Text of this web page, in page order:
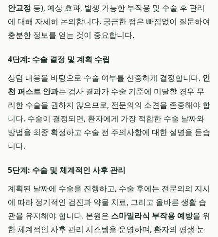
안교정 등), 예상 효과, 발생 가능한 부작용 및 수술 후 관리
에 대해 자세히 논의합니다. 궁금한 점은 빠짐없이 질문하여
충분한 정보를 얻는 것이 중요합니다.
4단계: 수술 결정 및 계획 수립
상담 내용을 바탕으로 수술 여부를 신중하게 결정합니다. 인
천 퍼스트 안과는 검사 결과가 수술 기준에 미달할 경우 무
리한 수술을 권하지 않으므로, 전문의의 소견을 존중해야 합
니다. 수술이 결정되면, 환자에게 가장 적합한 수술 날짜와
방법을 최종 확정하고 수술 전 주의사항에 대한 설명을 듣습
니다.
5단계: 수술 및 체계적인 사후 관리
계획된 날짜에 수술을 진행하고, 수술 후에는 전문의의 지시
에 따라 정기적인 검진과 약물 치료, 그리고 올바른 생활 습
관을 유지해야 합니다. 본원은 스마일라식 부작용 예방을 위
한 체계적인 사후 관리 시스템을 운영하며, 환자의 평생 눈